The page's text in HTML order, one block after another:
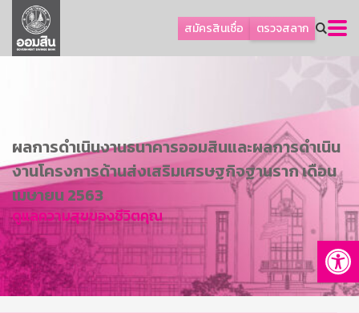
สมัครสินเชื่อ ตรวจสลาก
ลูกค้าธุรกิจ
ลูกค้าผู้ประกอบรายย่อย
เกี่ยวกับธนาคาร
การพัฒนาที่ยั่งยืน
ข่าวสาร
บริการทางการเงิน
อื่นๆ
ติดต่อเรา
บริการออนไลน์
ผลการดำเนินงานธนาคารออมสินและผลการดำเนิน
งานโครงการด้านส่งเสริมเศรษฐกิจฐานราก เดือน
เมษายน 2563
ดูแลความสุขของชีวิตคุณ